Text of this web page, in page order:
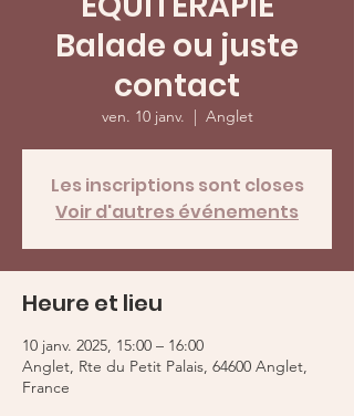
Balade ou juste
contact
ven. 10 janv.
  |
Anglet
Les inscriptions sont closes
Voir d'autres événements
Heure et lieu
10 janv. 2025, 15:00 – 16:00
Anglet, Rte du Petit Palais, 64600 Anglet,
France